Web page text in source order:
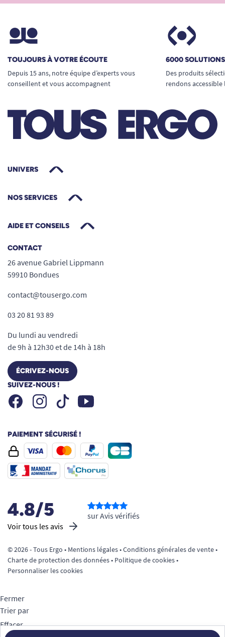
TOUJOURS À VOTRE ÉCOUTE
Depuis 15 ans, notre équipe d’experts vous
conseillent et vous accompagnent
6000
Des produits
rendons
UNIVERS
NOS SERVICES
AIDE ET CONSEILS
CONTACT
26 avenue Gabriel Lippmann
59910 Bondues
contact@tousergo.com
03 20 81 93 89
Du lundi au vendredi
de 9h à 12h30 et de 14h à 18h
ÉCRIVEZ-NOUS
SUIVEZ-NOUS !
FacebookInstagramTiktok Youtube
PAIEMENT SÉCURISÉ !
4.8/5
Voir tous les avis
sur Avis vérifiés
© 2026 - Tous Ergo • Mentions légales•Conditions générales de vente•
Charte de protection des données• Politique de cookies•
Personnaliser les cookies
Fermer
Trier par
Effacer